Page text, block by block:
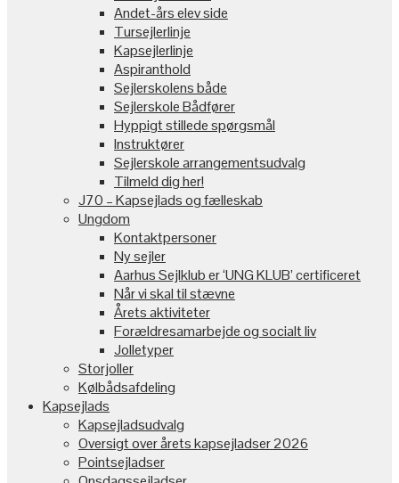
Andet-års elev side
Tursejlerlinje
Kapsejlerlinje
Aspiranthold
Sejlerskolens både
Sejlerskole Bådfører
Hyppigt stillede spørgsmål
Instruktører
Sejlerskole arrangementsudvalg
Tilmeld dig her!
J70 – Kapsejlads og fælleskab
Ungdom
Kontaktpersoner
Ny sejler
Aarhus Sejlklub er ‘UNG KLUB’ certificeret
Når vi skal til stævne
Årets aktiviteter
Forældresamarbejde og socialt liv
Jolletyper
Storjoller
Kølbådsafdeling
Kapsejlads
Kapsejladsudvalg
Oversigt over årets kapsejladser 2026
Pointsejladser